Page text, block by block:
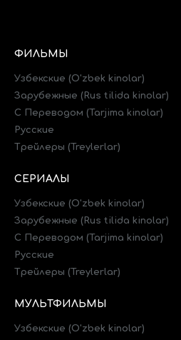
ФИЛЬМЫ
Узбекские (O'zbek kinolar)
Зарубежные (Rus tilida kinolar)
C Переводом (Tarjima kinolar)
Русские
Трейлеры (Treylerlar)
СЕРИАЛЫ
Узбекские (O'zbek kinolar)
Зарубежные (Rus tilida kinolar)
C Переводом (Tarjima kinolar)
Русские
Трейлеры (Treylerlar)
МУЛЬТФИЛЬМЫ
Узбекские (O'zbek kinolar)